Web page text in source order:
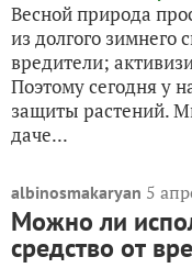
Весной природа
из долгого зимнего
вредители;
Поэтому сегодня у
защиты растений.
даче...
albinosmakaryan 5
Можно ли
средство от